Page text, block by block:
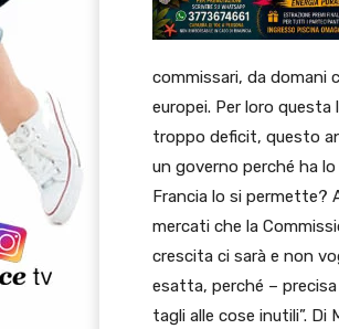
commissari, da domani
europei. Per loro
troppo deficit, questo
un governo perché ha lo
Francia lo si permette?
mercati che la
crescita ci sarà e non
esatta, perché –
tagli alle cose inutili”. Di